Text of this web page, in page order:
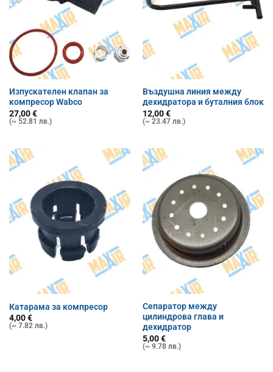
Изпускателен клапан за
компресор Wabco
27,00€
(~ 52.81 лв.)
Въздушна линия между
дехидратора и буталния блок
12,00€
(~ 23.47 лв.)
Катарама за компресор
4,00€
(~ 7.82 лв.)
Сепаратор между
цилиндрова глава и
дехидратор
5,00€
(~ 9.78 лв.)